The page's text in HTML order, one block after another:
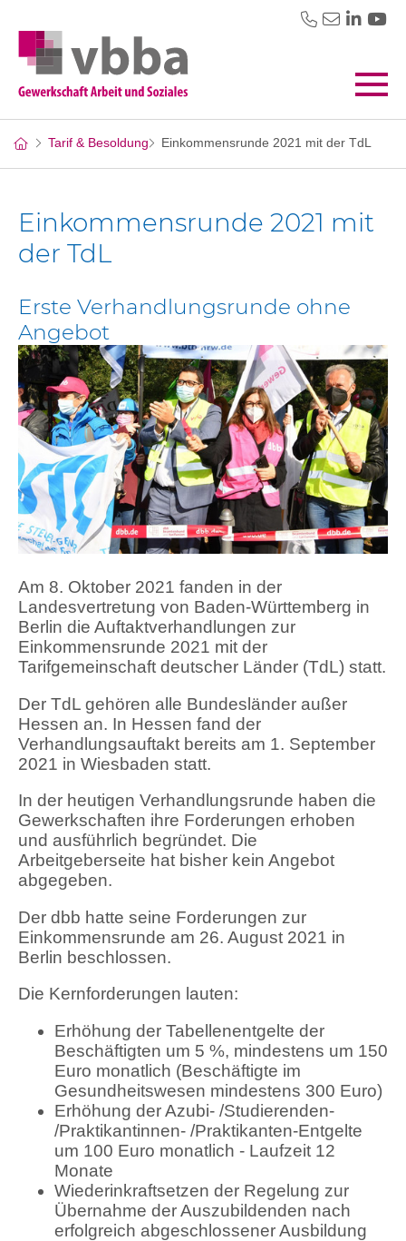
Tarif & Besoldung Einkommensrunde 2021 mit der TdL
Einkommensrunde 2021 mit
der TdL
Erste Verhandlungsrunde ohne
Angebot
Am 8. Oktober 2021 fanden in der
Landesvertretung von Baden-Württemberg in
Berlin die Auftaktverhandlungen zur
Einkommensrunde 2021 mit der
Tarifgemeinschaft deutscher Länder (TdL) statt.
Der TdL gehören alle Bundesländer außer
Hessen an. In Hessen fand der
Verhandlungsauftakt bereits am 1. September
2021 in Wiesbaden statt.
In der heutigen Verhandlungsrunde haben die
Gewerkschaften ihre Forderungen erhoben
und ausführlich begründet. Die
Arbeitgeberseite hat bisher kein Angebot
abgegeben.
Der dbb hatte seine Forderungen zur
Einkommensrunde am 26. August 2021 in
Berlin beschlossen.
Die Kernforderungen lauten:
Erhöhung der Tabellenentgelte der
Beschäftigten um 5 %, mindestens um 150
Euro monatlich (Beschäftigte im
Gesundheitswesen mindestens 300 Euro)
Erhöhung der Azubi- /Studierenden-
/Praktikantinnen- /Praktikanten-Entgelte
um 100 Euro monatlich - Laufzeit 12
Monate
Wiederinkraftsetzen der Regelung zur
Übernahme der Auszubildenden nach
erfolgreich abgeschlossener Ausbildung